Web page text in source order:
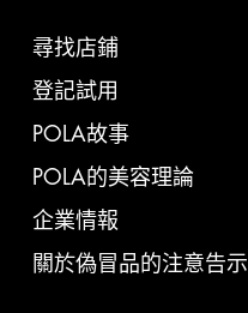
尋找店鋪
登記試用
POLA故事
POLA的美容理論
企業情報
關於偽冒品的注意告示